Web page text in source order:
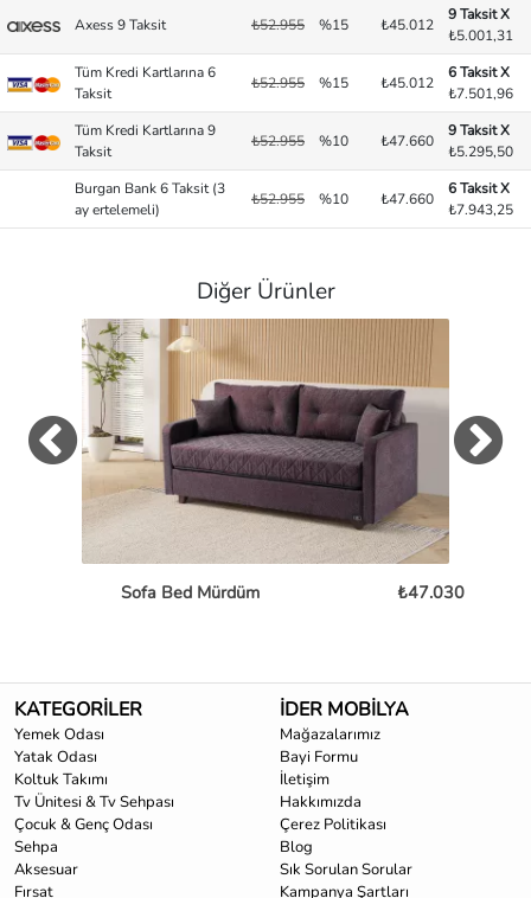
Axess 9 Taksit ₺52.955 %15 ₺45.012
9 Taksit X
₺5.001,31
Tüm Kredi Kartlarına 6
Taksit
₺52.955 %15 ₺45.012
6 Taksit X
₺7.501,96
Tüm Kredi Kartlarına 9
Taksit
₺52.955 %10 ₺47.660
9 Taksit X
₺5.295,50
Burgan Bank 6 Taksit (3
ay ertelemeli)
₺52.955 %10 ₺47.660
6 Taksit X
₺7.943,25
Diğer Ürünler
Sofa Bed Mürdüm ₺47.030
KATEGORİLER
Yemek Odası
Yatak Odası
Koltuk Takımı
Tv Ünitesi & Tv Sehpası
Çocuk & Genç Odası
Sehpa
Aksesuar
Fırsat
İDER MOBİLYA
Mağazalarımız
Bayi Formu
İletişim
Hakkımızda
Çerez Politikası
Blog
Sık Sorulan Sorular
Kampanya Şartları